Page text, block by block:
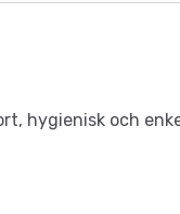
hygienisk och